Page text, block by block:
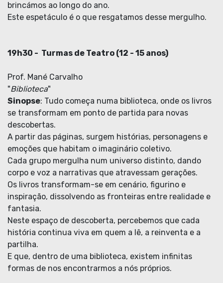
brincámos ao longo do ano.
Este espetáculo é o que resgatamos desse mergulho.
19h30 - Turmas de Teatro (12 - 15 anos)
Prof. Mané Carvalho
"Biblioteca"
Sinopse: Tudo começa numa biblioteca, onde os livros
se transformam em ponto de partida para novas
descobertas.
A partir das páginas, surgem histórias, personagens e
emoções que habitam o imaginário coletivo.
Cada grupo mergulha num universo distinto, dando
corpo e voz a narrativas que atravessam gerações.
Os livros transformam-se em cenário, figurino e
inspiração, dissolvendo as fronteiras entre realidade e
fantasia.
Neste espaço de descoberta, percebemos que cada
história continua viva em quem a lê, a reinventa e a
partilha.
E que, dentro de uma biblioteca, existem infinitas
formas de nos encontrarmos a nós próprios.